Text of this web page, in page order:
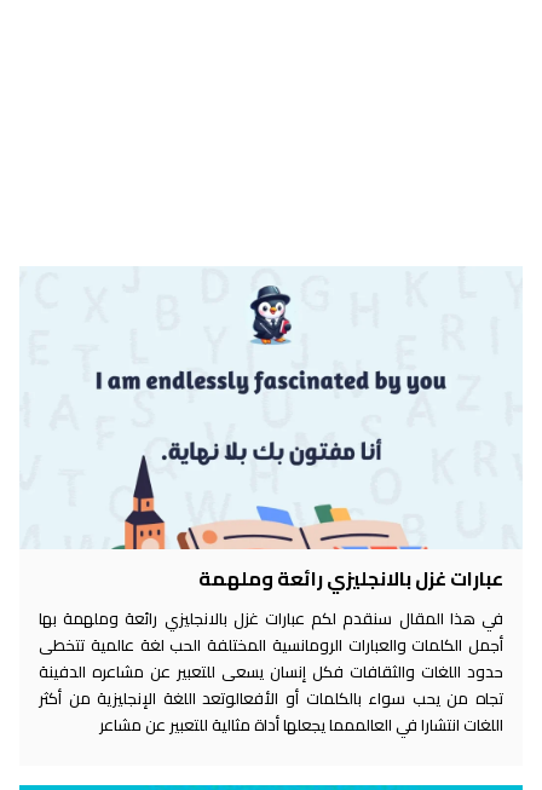
عبارات غزل بالانجليزي رائعة وملهمة
في هذا المقال سنقدم لكم عبارات غزل بالانجليزي رائعة وملهمة بها
أجمل الكلمات والعبارات الرومانسية المختلفة الحب لغة عالمية تتخطى
حدود اللغات والثقافات فكل إنسان يسعى للتعبير عن مشاعره الدفينة
تجاه من يحب سواء بالكلمات أو الأفعالوتعد اللغة الإنجليزية من أكثر
اللغات انتشارا في العالممما يجعلها أداة مثالية للتعبير عن مشاعر